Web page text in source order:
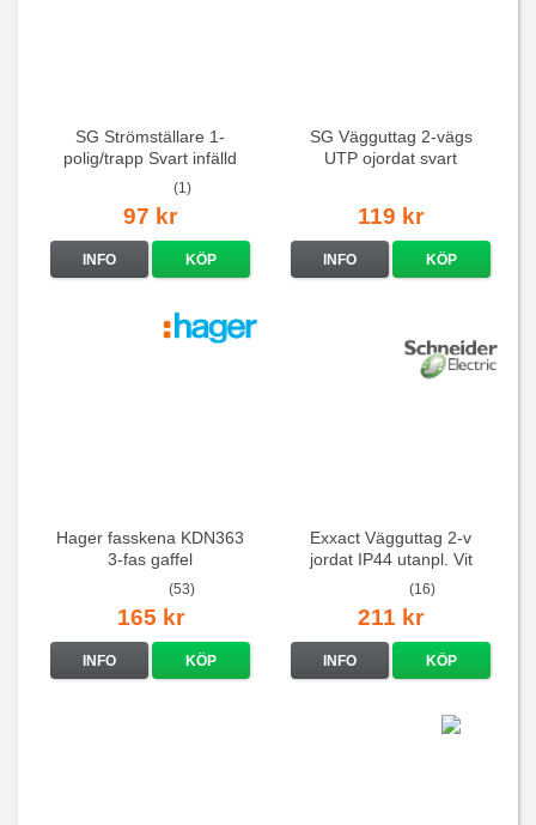
SG Strömställare 1-
polig/trapp Svart infälld
(1)
97 kr
INFO KÖP
SG Vägguttag 2-vägs
UTP ojordat svart
119 kr
INFO KÖP
Hager fasskena KDN363
3-fas gaffel
(53)
165 kr
INFO KÖP
Exxact Vägguttag 2-v
jordat IP44 utanpl. Vit
(16)
211 kr
INFO KÖP